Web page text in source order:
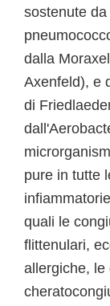
sostenute
dalla
Axenfeld), e
di
pure in tutte
quali le
flittenulari,
allergiche, le